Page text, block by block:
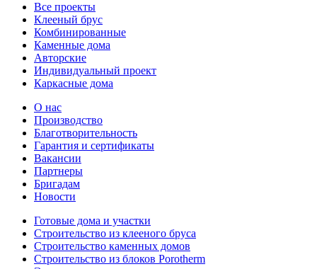
Все проекты
Клееный брус
Комбинированные
Каменные дома
Авторские
Индивидуальный проект
Каркасные дома
О нас
Производство
Благотворительность
Гарантия и сертификаты
Вакансии
Партнеры
Бригадам
Новости
Готовые дома и участки
Строительство из клееного бруса
Строительство каменных домов
Строительство из блоков Porotherm